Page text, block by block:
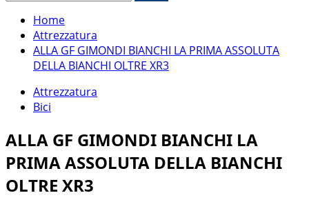
Home
Attrezzatura
ALLA GF GIMONDI BIANCHI LA PRIMA ASSOLUTA
DELLA BIANCHI OLTRE XR3
Attrezzatura
Bici
ALLA GF GIMONDI BIANCHI LA
PRIMA ASSOLUTA DELLA BIANCHI
OLTRE XR3